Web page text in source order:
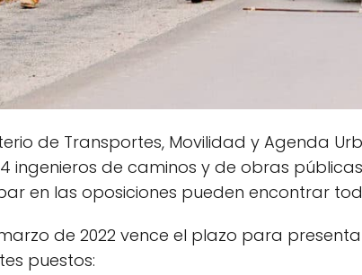
de Transportes, Movilidad y Agenda
ingenieros de caminos y de obras
en las oposiciones pueden encontrar
marzo de 2022 vence el plazo para
puestos: